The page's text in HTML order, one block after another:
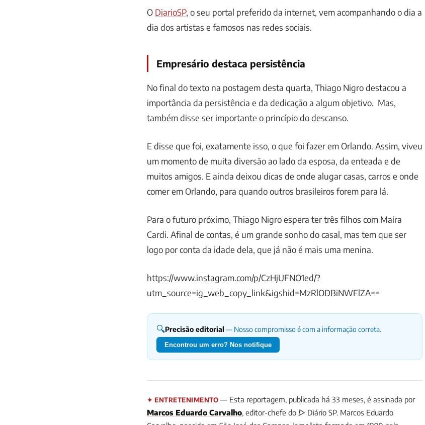
O DiarioSP, o seu portal preferido da internet, vem acompanhando o dia a
dia dos artistas e famosos nas redes sociais.
Empresário destaca persistência
No final do texto na postagem desta quarta, Thiago Nigro destacou a
importância da persistência e da dedicação a algum objetivo. Mas,
também disse ser importante o princípio do descanso.
E disse que foi, exatamente isso, o que foi fazer em Orlando. Assim, viveu
um momento de muita diversão ao lado da esposa, da enteada e de
muitos amigos. E ainda deixou dicas de onde alugar casas, carros e onde
comer em Orlando, para quando outros brasileiros forem para lá.
Para o futuro próximo, Thiago Nigro espera ter três filhos com Maíra
Cardi. Afinal de contas, é um grande sonho do casal, mas tem que ser
logo por conta da idade dela, que já não é mais uma menina.
https://www.instagram.com/p/CzHjUFNO1ed/?
utm_source=ig_web_copy_link&igshid=MzRlODBiNWFlZA==
🔍Precisão editorial — Nosso compromisso é com a informação correta.
Encontrou um erro? Nos notifique
✦ ENTRETENIMENTO — Esta reportagem, publicada há 33 meses, é assinada por
Marcos Eduardo Carvalho, editor-chefe do ▷ Diário SP. Marcos Eduardo